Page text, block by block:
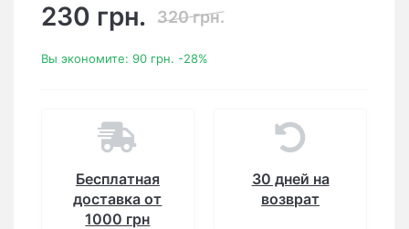
230 грн. 320 грн.
Вы экономите: 90 грн. -28%
Бесплатная
доставка от
1000 грн
30 дней на
возврат